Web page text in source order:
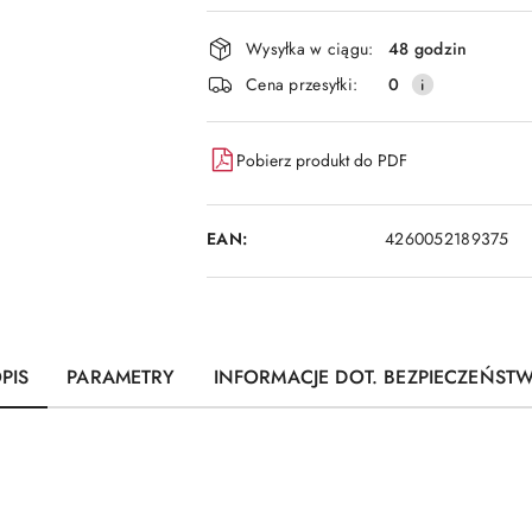
dostawa
Wysyłka w ciągu:
48 godzin
Cena przesyłki:
0
Pobierz produkt do PDF
EAN: 4260052189375
PARAMETRY INFORMACJE DOT.